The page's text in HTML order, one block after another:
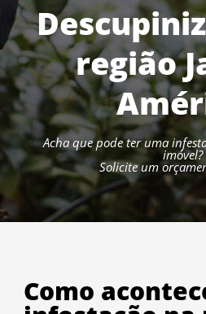
região
Acha que pode ter uma
imóvel?
Solicite um
Como